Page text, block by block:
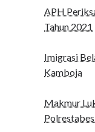
APH
Tahun 2021
Imigrasi
Kamboja
Makmur